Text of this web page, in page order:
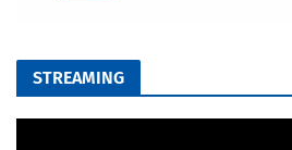
STREAMING